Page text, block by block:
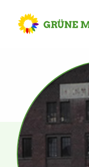
Partei
Kreisvorstand
Kreisgeschäftsstelle
Mitgliederversammlung